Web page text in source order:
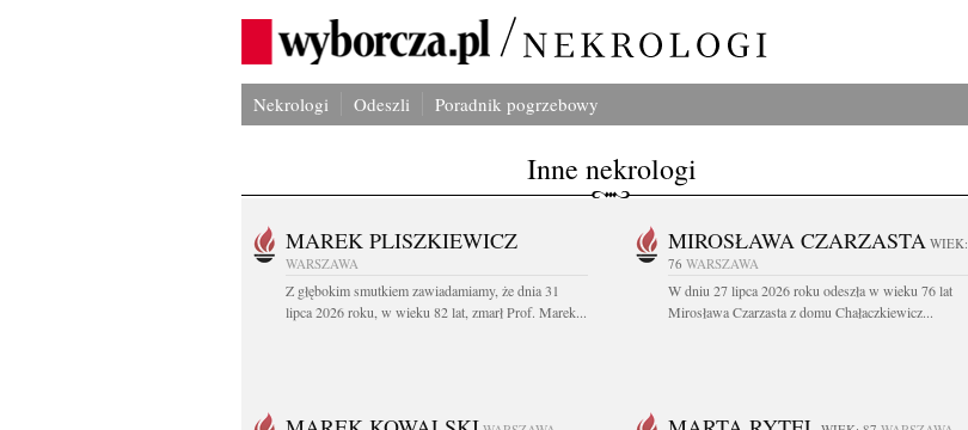
Nekrologi Odeszli Poradnik pogrzebowy
Inne nekrologi
MAREK PLISZKIEWICZ
WARSZAWA
Z głębokim smutkiem zawiadamiamy, że dnia 31
lipca 2026 roku, w wieku 82 lat, zmarł Prof. Marek...
MIROSŁAWA CZARZASTA WIEK:
76 WARSZAWA
W dniu 27 lipca 2026 roku odeszła w wieku 76 lat
Mirosława Czarzasta z domu Chałaczkiewicz...